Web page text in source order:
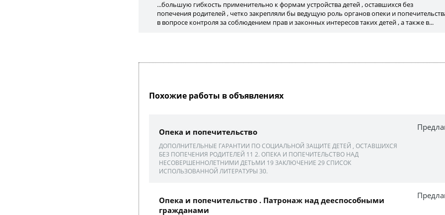
...большую гибкость применительно к формам устройства детей , оставшихся без
попечения родителей , четко закрепляли бы ведущую роль органов опеки и
в вопросе контроля за соблюдением прав и законных интересов таких детей , а также в...
Похожие работы в объявлениях
Опека и попечительство
ДОПОЛНИТЕЛЬНЫЕ ГАРАНТИИ ПО СОЦИАЛЬНОЙ ЗАЩИТЕ ДЕТЕЙ , ОСТАВШИХСЯ
БЕЗ ПОПЕЧЕНИЯ РОДИТЕЛЕЙ 11 2. ОПЕКА И ПОПЕЧИТЕЛЬСТВО НАД
НЕСОВЕРШЕННОЛЕТНИМИ ДЕТЬМИ 19 ЗАКЛЮЧЕНИЕ 29 СПИСОК
ИСПОЛЬЗОВАННОЙ ЛИТЕРАТУРЫ 30.
Опека и попечительство . Патронаж над дееспособными
гражданами